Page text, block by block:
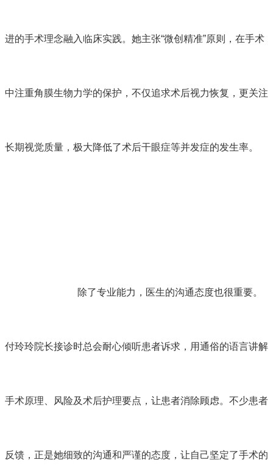
进的手术理念融入临床实践。她主张“微创精准”原则，在手术
中注重角膜生物力学的保护，不仅追求术后视力恢复，更关注
长期视觉质量，极大降低了术后干眼症等并发症的发生率。
除了专业能力，医生的沟通态度也很重要。
付玲玲院长接诊时总会耐心倾听患者诉求，用通俗的语言讲解
手术原理、风险及术后护理要点，让患者消除顾虑。不少患者
反馈，正是她细致的沟通和严谨的态度，让自己坚定了手术的